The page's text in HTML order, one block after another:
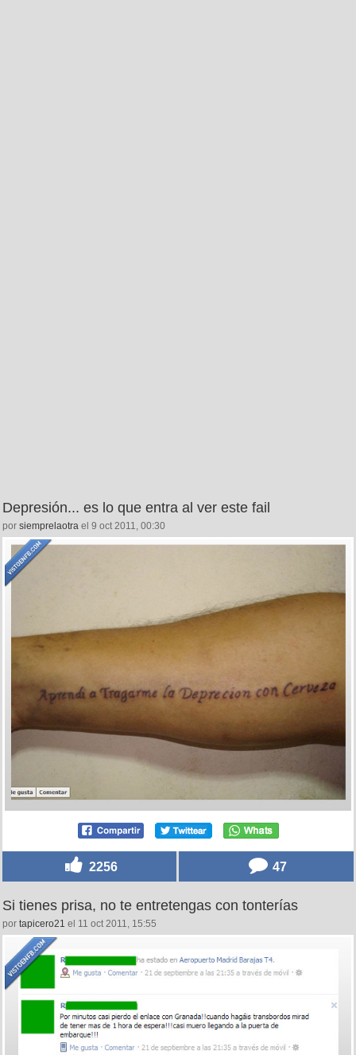
Depresión... es lo que entra al ver este fail
por siemprelaotra el 9 oct 2011, 00:30
2256 47
Si tienes prisa, no te entretengas con tonterías
por tapicero21 el 11 oct 2011, 15:55